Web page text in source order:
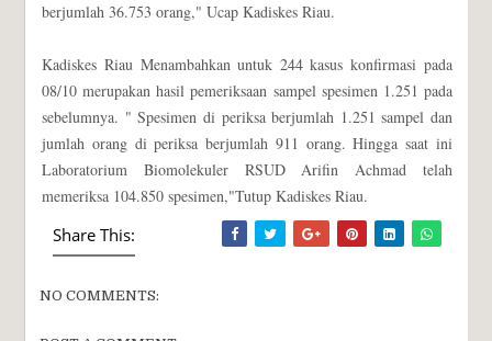
berjumlah 36.753 orang," Ucap Kadiskes Riau.
Kadiskes Riau Menambahkan untuk 244 kasus konfirmasi pada
08/10 merupakan hasil pemeriksaan sampel spesimen 1.251 pada
sebelumnya. " Spesimen di periksa berjumlah 1.251 sampel dan
jumlah orang di periksa berjumlah 911 orang. Hingga saat ini
Laboratorium Biomolekuler RSUD Arifin Achmad telah
memeriksa 104.850 spesimen,"Tutup Kadiskes Riau.
Share This:
NO COMMENTS: